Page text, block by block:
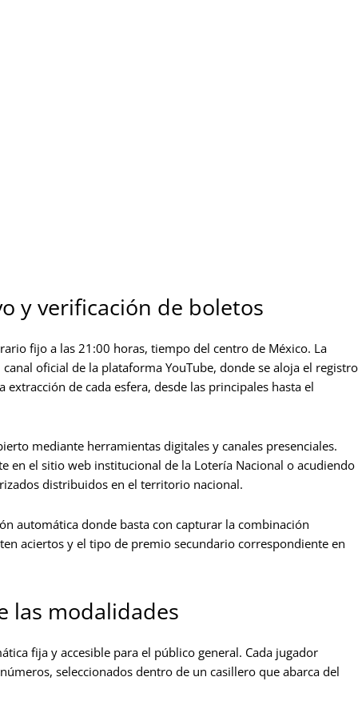
y verificación de boletos
fijo a las 21:00 horas, tiempo del centro de México. La
oficial de la plataforma YouTube, donde se aloja el registro
de cada esfera, desde las principales hasta el
mediante herramientas digitales y canales presenciales.
en el sitio web institucional de la Lotería Nacional o acudiendo
distribuidos en el territorio nacional.
automática donde basta con capturar la combinación
aciertos y el tipo de premio secundario correspondiente en
las modalidades
fija y accesible para el público general. Cada jugador
seleccionados dentro de un casillero que abarca del